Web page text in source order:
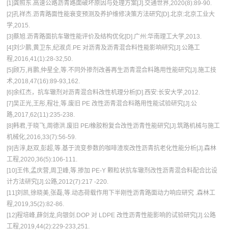
[1]龚照东.高速公路沥青路面破坏原因与处理方案[J].交通世界,2020(8):89-90.
[2]孔祥杰.沥青路面性能衰变预测及养护维修决策方法研究[D].北京:北京工业大
学,2015.
[3]蔡旭.沥青路面抗车辙性能评价及结构优化[D].广州:华南理工大学,2013.
[4]刘少鹏,黄卫东,纪淑贞.PE 对沥青及沥青混合料性能影响研究[J].公路工
程,2016,41(1):28-32,50.
[5]顾万,肖鹏,仲星全,等.不同外掺剂改善再生沥青混合料路用性能研究[J].施工技
术,2018,47(16):89-93,162.
[6]余红杰，抗车辙剂对沥青混合料改性机理分析[D].西安:长安大学,2012.
[7]吴正光,王彤,程壮,等.废旧 PE 改性沥青混合料路用性能试验研究[J].公
路,2017,62(11):235-238.
[8]韩君,于晓飞,周德洪.废旧 PE/橡胶粉复合改性沥青性能研究[J].筑路机械与施工
机械化,2016,33(7):56-59.
[9]吉淳,赵双,彭超,等.基于流变参数的咖啡渣炭改性沥青抗老化性能分析[J].森林
工程,2020,36(5):106-111.
[10]王伟,孟庆营,周卫峰,等.掺加 PE-Y 颗粒状抗车辙剂改性沥青混合料配合比设
计方法研究[J].公路,2012(7):217 -220.
[11]刘凯,徐晓美,张磊,等.动态荷载作用下半刚性沥青路面动力响应研究 .森林工
程,2019,35(2):82-86.
[12]程培峰,薛剑龙,向银剑.DOP 对 LDPE 改性沥青性能影响的试验研究[J].公路
工程,2019,44(2):229-233,251.